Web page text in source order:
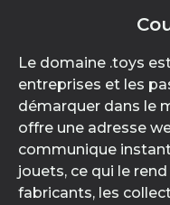
Le domaine .toys
entreprises et les
démarquer dans le
offre une adresse
communique
jouets, ce qui le
fabricants, les